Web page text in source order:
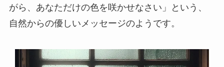
がら、あなただけの色を咲かせなさい」という、
自然からの優しいメッセージのようです。